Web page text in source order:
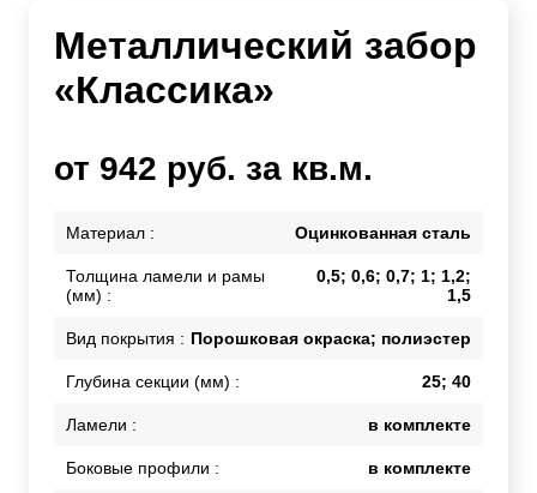
Металлический забор
«Классика»
от 942 руб. за кв.м.
Материал : Оцинкованная сталь
Толщина ламели и рамы
(мм) :
0,5; 0,6; 0,7; 1; 1,2;
1,5
Вид покрытия : Порошковая окраска; полиэстер
Глубина секции (мм) : 25; 40
Ламели : в комплекте
Боковые профили : в комплекте